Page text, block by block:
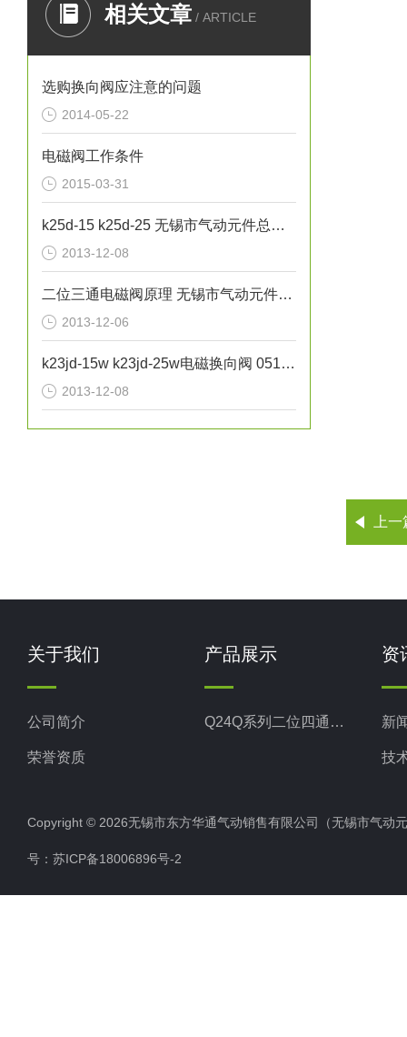
相关文章 / ARTICLE
选购换向阀应注意的问题
2014-05-22
电磁阀工作条件
2015-03-31
k25d-15 k25d-25 无锡市气动元件总厂 0510-85745374
2013-12-08
二位三通电磁阀原理 无锡市气动元件总厂K23JSD-L15
2013-12-06
k23jd-15w k23jd-25w电磁换向阀 0510-85745374
2013-12-08
有效
服务保
本厂
元件
奖，
上
关于我们
公司简介
荣誉资质
产品展示
Q24Q系列二位四通气控滑阀
资
新
技
Copyright © 2026无锡市东方华通气动销售有限公司（无锡市气
号： 苏ICP备18006896号-2